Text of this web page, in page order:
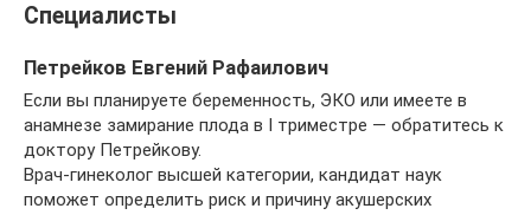
Специалисты
Петрейков Евгений Рафаилович
Если вы планируете беременность, ЭКО или имеете в
анамнезе замирание плода в I триместре — обратитесь к
доктору Петрейкову.
Врач-гинеколог высшей категории, кандидат наук
поможет определить риск и причину акушерских